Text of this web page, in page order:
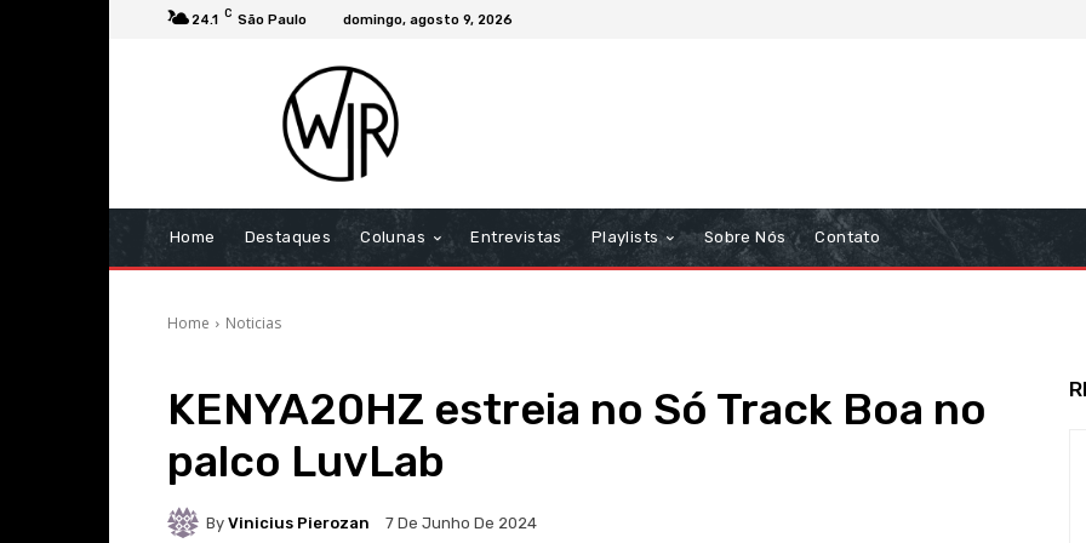
24.1 C São Paulo domingo, agosto 9, 2026
Home Destaques Colunas Entrevistas Playlists Sobre Nós Contato
Home Noticias
KENYA20HZ estreia no Só Track Boa no
palco LuvLab
By Vinicius Pierozan 7 De Junho De 2024